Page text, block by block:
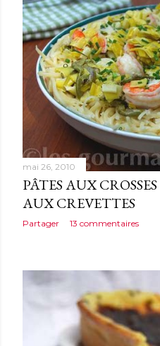
mai 26, 2010
PÂTES AUX
AUX CREVETTES
Partager 13 commentaires